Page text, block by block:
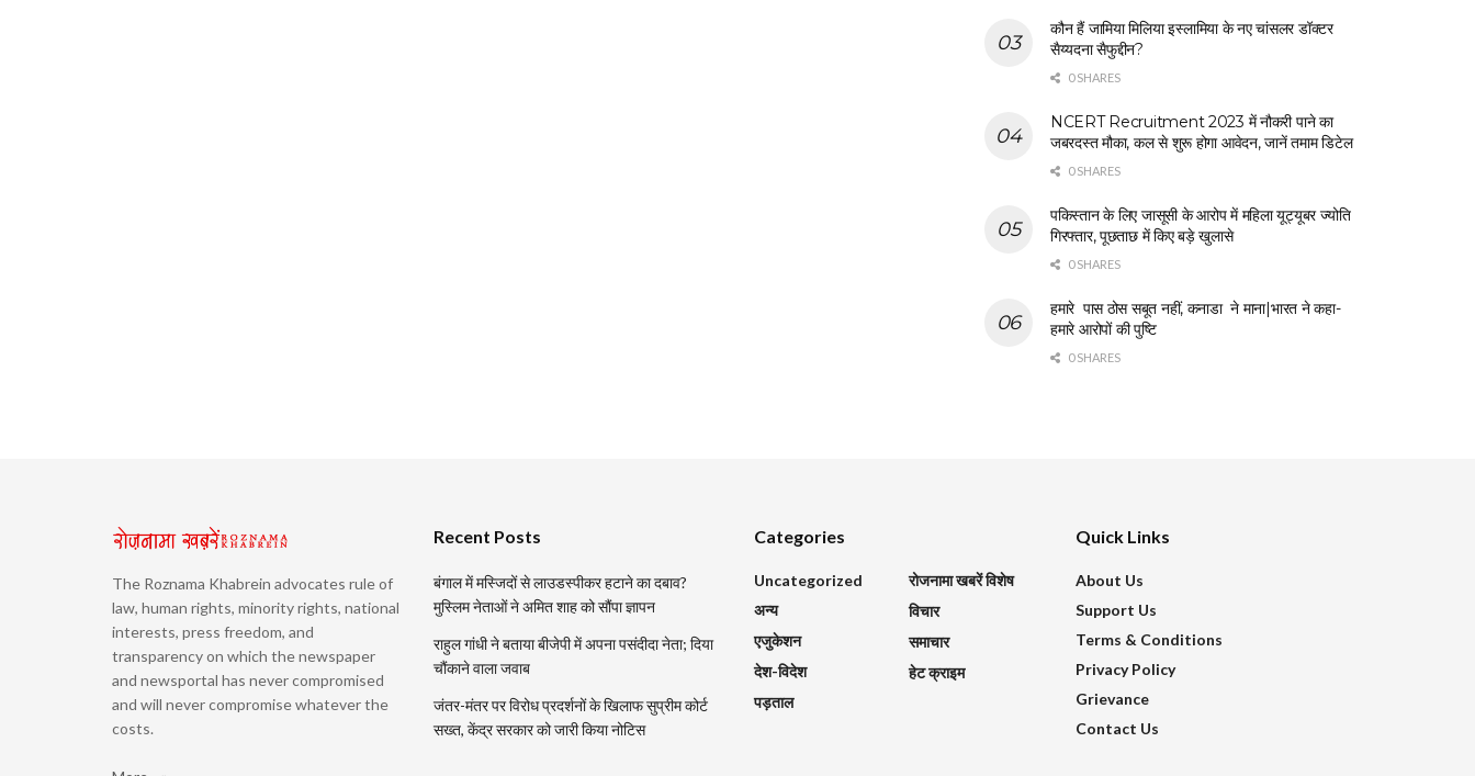
कौन हैं जामिया मिलिया इस्लामिया के नए चांसलर डॉक्टर
सैय्यदना सैफुद्दीन?
0 SHARES
NCERT Recruitment 2023 में नौकरी पाने का
जबरदस्त मौका, कल से शुरू होगा आवेदन, जानें तमाम डिटेल
0 SHARES
पकिस्तान के लिए जासूसी के आरोप में महिला यूट्यूबर ज्योति
गिरफ्तार, पूछताछ में किए बड़े खुलासे
0 SHARES
हमारे पास ठोस सबूत नहीं, कनाडा ने माना|भारत ने कहा-
हमारे आरोपों की पुष्टि
0 SHARES
The Roznama Khabrein advocates rule of
law, human rights, minority rights, national
interests, press freedom, and
transparency on which the newspaper
and newsportal has never compromised
and will never compromise whatever the
costs.
Recent Posts
बंगाल में मस्जिदों से लाउडस्पीकर हटाने का दबाव?
मुस्लिम नेताओं ने अमित शाह को सौंपा ज्ञापन
राहुल गांधी ने बताया बीजेपी में अपना पसंदीदा नेता; दिया
चौंकाने वाला जवाब
जंतर-मंतर पर विरोध प्रदर्शनों के खिलाफ सुप्रीम कोर्ट
सख्त, केंद्र सरकार को जारी किया नोटिस
Categories
Uncategorized
अन्य
एजुकेशन
देश-विदेश
पड़ताल
रोजनामा खबरें विशेष
विचार
समाचार
हेट क्राइम
Quick Links
About Us
Support Us
Terms & Conditions
Privacy Policy
Grievance
Contact Us